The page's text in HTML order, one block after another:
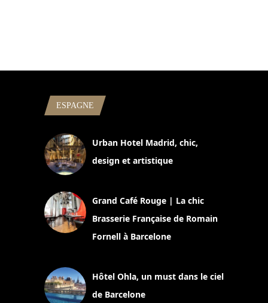
ESPAGNE
Urban Hotel Madrid, chic,
design et artistique
Grand Café Rouge | La chic
Brasserie Française de Romain
Fornell à Barcelone
Hôtel Ohla, un must dans le ciel
de Barcelone